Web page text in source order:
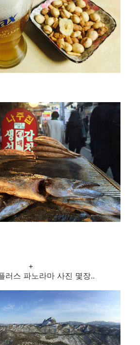
+
러스 파노라마 사진 몇장..